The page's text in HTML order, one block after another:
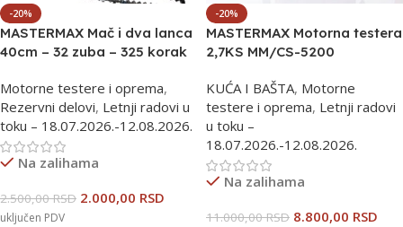
-20%
MASTERMAX Mač i dva lanca
40cm – 32 zuba – 325 korak
Motorne testere i oprema,
Rezervni delovi, Letnji radovi u
toku – 18.07.2026.-12.08.2026.
Na zalihama
2.500,00RSD 2.000,00 RSD
uključen PDV
-20%
MASTERMAX Motorna testera
2,7KS MM/CS-5200
KUĆA I BAŠTA, Motorne
testere i oprema, Letnji radovi
u toku –
18.07.2026.-12.08.2026.
Na zalihama
11.000,00RSD 8.800,00 RSD